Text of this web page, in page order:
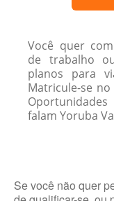
Você quer
de trabalho
planos para
Matricule-se
falam Yoruba
Se você não quer